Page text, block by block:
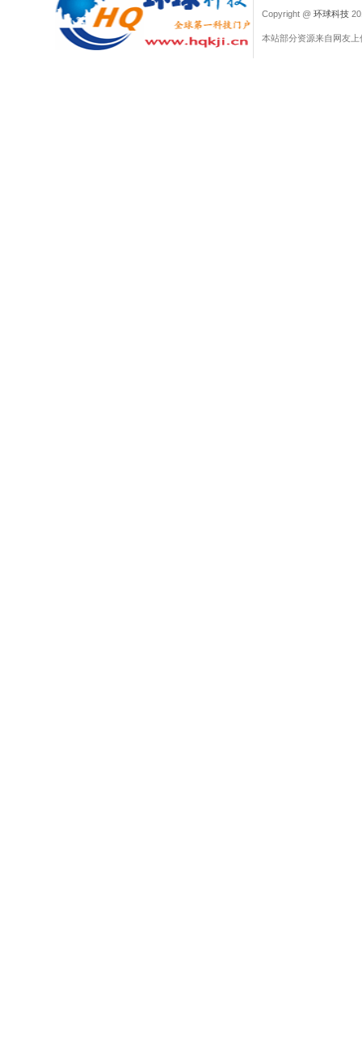
Copyright @ 环球科技
本站部分资源来自网友